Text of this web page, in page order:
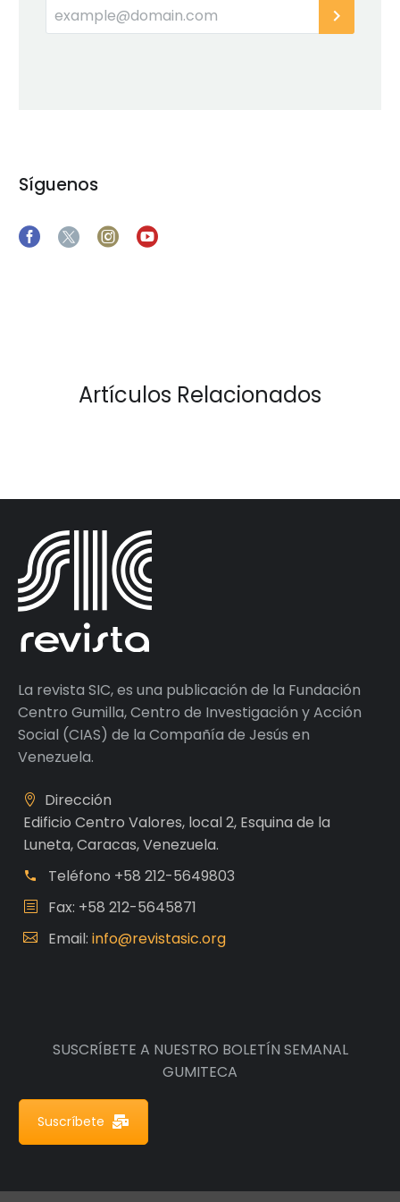
Síguenos
Artículos Relacionados
La revista SIC, es una publicación de la Fundación
Centro Gumilla, Centro de Investigación y Acción
Social (CIAS) de la Compañía de Jesús en
Venezuela.
Dirección
Edificio Centro Valores, local 2, Esquina de la
Luneta, Caracas, Venezuela.
Teléfono +58 212-5649803
Fax: +58 212-5645871
Email: info@revistasic.org
SUSCRÍBETE A NUESTRO BOLETÍN SEMANAL
GUMITECA
Suscríbete